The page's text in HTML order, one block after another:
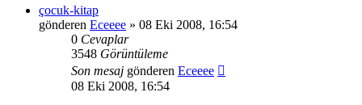
çocuk-kitap
gönderen Eceeee » 08 Eki 2008, 16:54
0 Cevaplar
3548 Görüntüleme
Son mesaj gönderen Eceeee
08 Eki 2008, 16:54